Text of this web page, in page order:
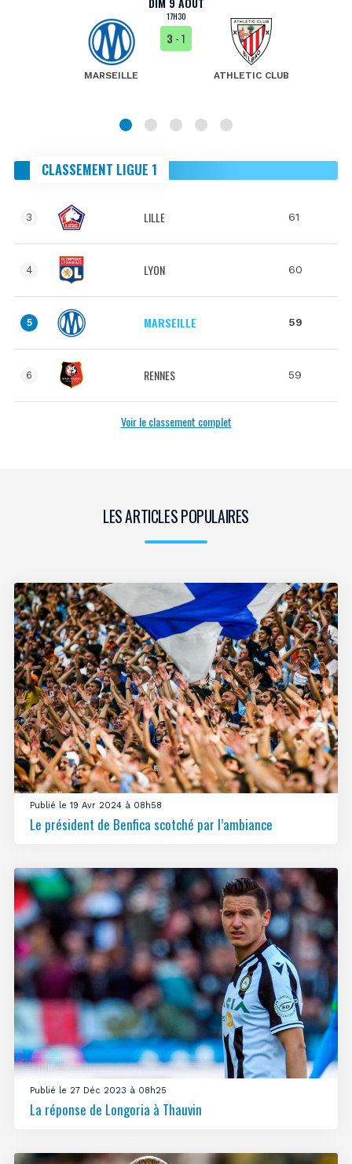
17H30
MARSEILLE
3 - 1
ATHLETIC CLUB
CLASSEMENT LIGUE 1
3 LILLE 61
4 LYON 60
5 MARSEILLE 59
6 RENNES 59
Voir le classement complet
LES ARTICLES POPULAIRES
Publié le 19 Avr 2024 à 08h58
Le président de Benfica scotché par l’ambiance
Publié le 27 Déc 2023 à 08h25
La réponse de Longoria à Thauvin